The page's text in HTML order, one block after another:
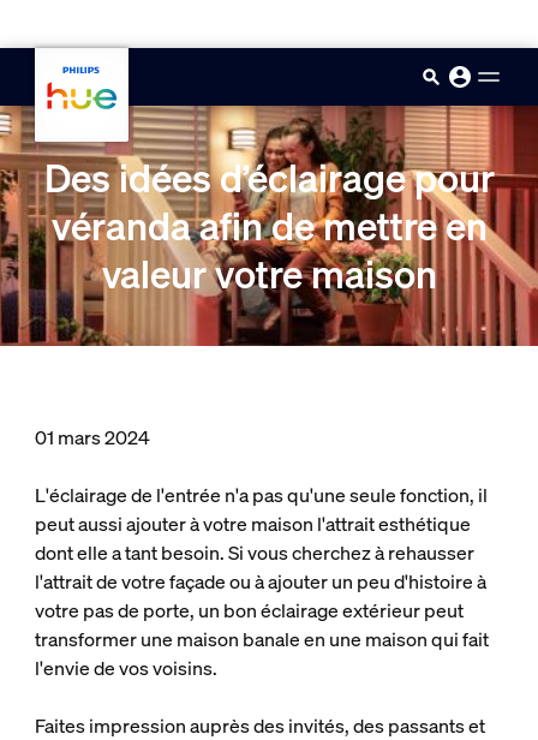
Des idées d’éclairage pour
véranda afin de mettre en
valeur votre maison
01 mars 2024
L'éclairage de l'entrée n'a pas qu'une seule fonction, il
peut aussi ajouter à votre maison l'attrait esthétique
dont elle a tant besoin. Si vous cherchez à rehausser
l'attrait de votre façade ou à ajouter un peu d'histoire à
votre pas de porte, un bon éclairage extérieur peut
transformer une maison banale en une maison qui fait
l'envie de vos voisins.
Faites impression auprès des invités, des passants et